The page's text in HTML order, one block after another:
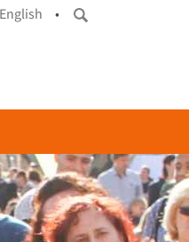
English •